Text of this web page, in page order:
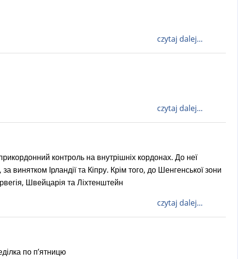
czytaj dalej...
czytaj dalej...
контроль на внутрішніх кордонах. До неї
Ірландії та Кіпру. Крім того, до Шенгенської зони
Швейцарія та Ліхтенштейн
czytaj dalej...
по п’ятницю